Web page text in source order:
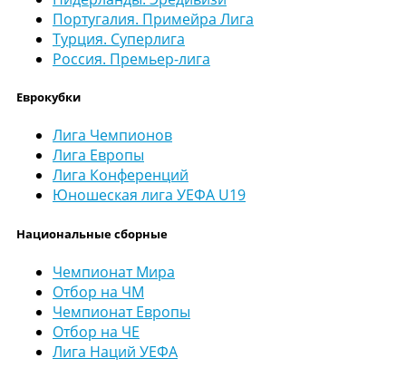
Португалия. Примейра Лига
Турция. Суперлига
Россия. Премьер-лига
Еврокубки
Лига Чемпионов
Лига Европы
Лига Конференций
Юношеская лига УЕФА U19
Национальные сборные
Чемпионат Мира
Отбор на ЧМ
Чемпионат Европы
Отбор на ЧЕ
Лига Наций УЕФА